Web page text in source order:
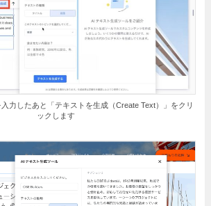
力したあと「テキストを生成（Create Text）」をクリ
ックします